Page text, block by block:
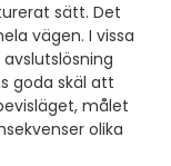
sätt. Det
vägen. I vissa
goda skäl att
målet
olika